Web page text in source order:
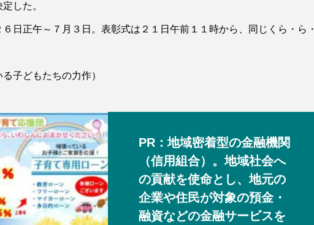
した。
日正午～７月３日。表彰式は２１日午前１１時から、同じくら・ら・
子どもたちの力作）
PR：地域密着型の金融機関
（信用組合）。地域社会へ
の貢献を使命とし、地元の
企業や住民が対象の預金・
融資などの金融サービスを